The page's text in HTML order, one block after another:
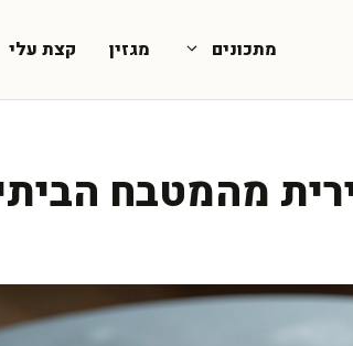
מתכונים מגזין קצת עלי
מהמטבח